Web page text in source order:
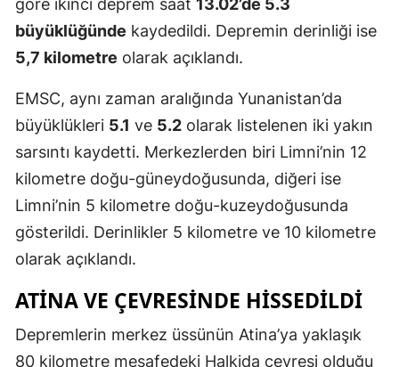
göre ikinci deprem saat 13.02’de 5.3
büyüklüğünde kaydedildi. Depremin derinliği ise
5,7 kilometre olarak açıklandı.
EMSC, aynı zaman aralığında Yunanistan’da
büyüklükleri 5.1 ve 5.2 olarak listelenen iki yakın
sarsıntı kaydetti. Merkezlerden biri Limni’nin 12
kilometre doğu-güneydoğusunda, diğeri ise
Limni’nin 5 kilometre doğu-kuzeydoğusunda
gösterildi. Derinlikler 5 kilometre ve 10 kilometre
olarak açıklandı.
ATINA VE ÇEVRESINDE HISSEDILDI
Depremlerin merkez üssünün Atina’ya yaklaşık
80 kilometre mesafedeki Halkida çevresi olduğu